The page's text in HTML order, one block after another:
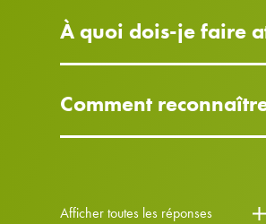
À quoi dois-je faire
Comment
Afficher toutes les réponses